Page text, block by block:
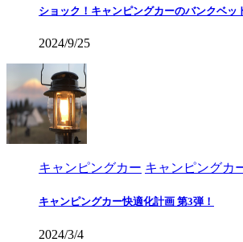
ショック！キャンピングカーのバンクベッ
2024/9/25
キャンピングカー キャンピングカ
キャンピングカー快適化計画 第3弾！
2024/3/4